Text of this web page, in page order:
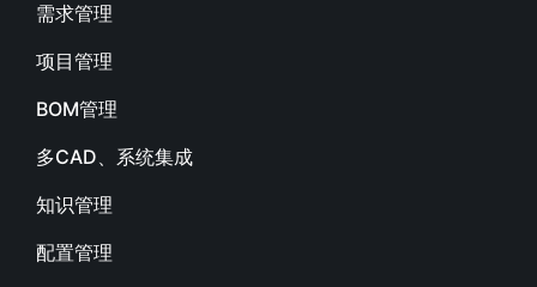
需求管理
项目管理
BOM管理
多CAD、系统集成
知识管理
配置管理